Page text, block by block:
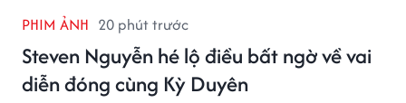
PHIM ẢNH 20 phút trước
Steven Nguyễn hé lộ điều bất ngờ về vai
diễn đóng cùng Kỳ Duyên